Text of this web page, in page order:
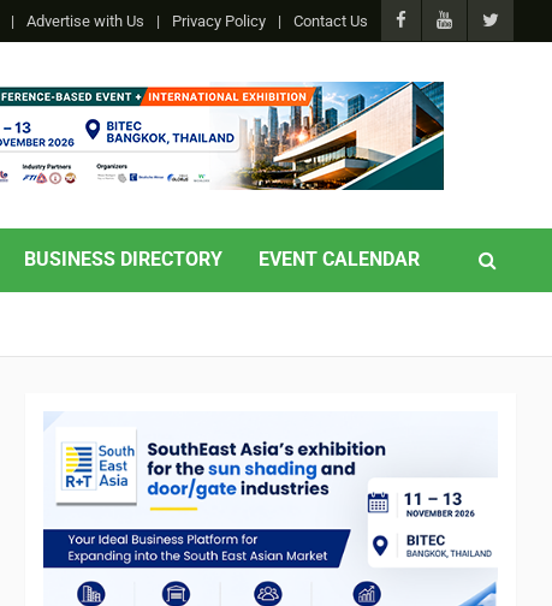
Advertise with Us Privacy Policy Contact Us
BUSINESS DIRECTORY EVENT CALENDAR